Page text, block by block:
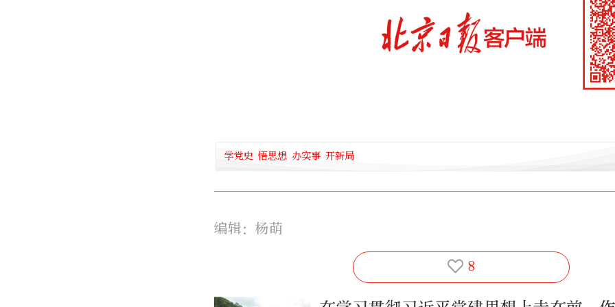
学党史 悟思想 办实事 开新局
编辑：杨萌
8